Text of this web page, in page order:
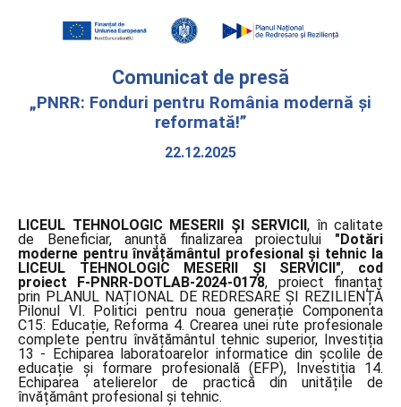
Comunicat de presă
„PNRR: Fonduri pentru România modernă și
reformată!”
22.12.2025
LICEUL TEHNOLOGIC MESERII ŞI SERVICII , în calitate
de Beneficiar, anunță finalizarea proiectului "Dotări
moderne pentru învățământul profesional și tehnic la
LICEUL TEHNOLOGIC MESERII ŞI SERVICII", cod
proiect F-PNRR-DOTLAB-2024-0178, proiect finanțat
prin PLANUL NAȚIONAL DE REDRESARE ȘI REZILIENȚĂ
Pilonul VI. Politici pentru noua generație Componenta
C15: Educație, Reforma 4. Crearea unei rute profesionale
complete pentru învățământul tehnic superior, Investiția
13 - Echiparea laboratoarelor informatice din școlile de
educație și formare profesională (EFP), Investiția 14.
Echiparea atelierelor de practică din unitățile de
învățământ profesional și tehnic.